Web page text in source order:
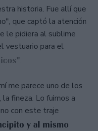
historia. Fue allí que
que captó la atención
le pidiera al sublime
vestuario para el
.
me parece uno de los
fineza. Lo fuimos a
con este traje
y al mismo